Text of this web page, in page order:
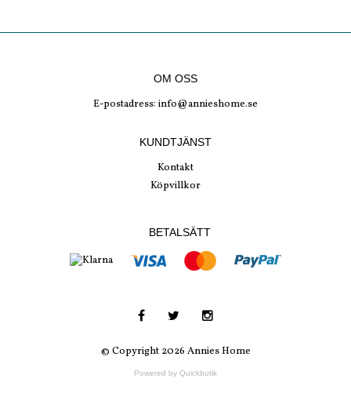
OM OSS
E-postadress: info@annieshome.se
KUNDTJÄNST
Kontakt
Köpvillkor
BETALSÄTT
© Copyright 2026 Annies Home
Powered by Quickbutik